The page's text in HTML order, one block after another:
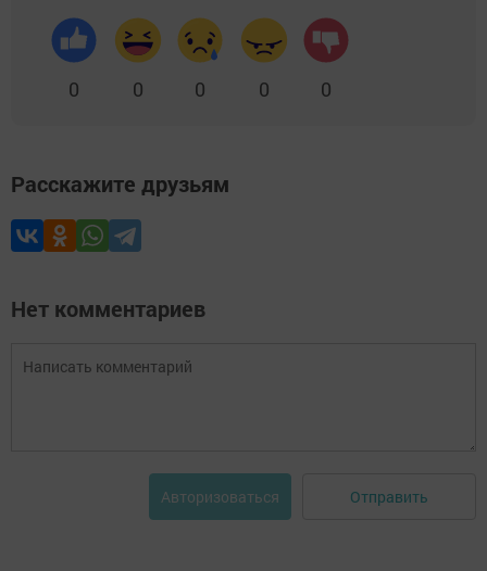
0 0 0 0 0
Расскажите друзьям
Нет комментариев
Авторизоваться Отправить